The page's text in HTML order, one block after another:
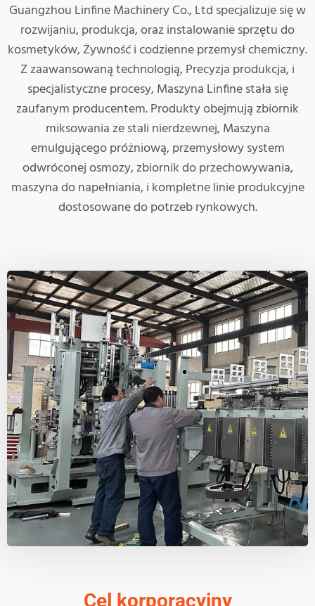
Guangzhou Linfine Machinery Co., Ltd specjalizuje się w
rozwijaniu, produkcja, oraz instalowanie sprzętu do
kosmetyków, Żywność i codzienne przemysł chemiczny.
Z zaawansowaną technologią, Precyzja produkcja, i
specjalistyczne procesy, Maszyna Linfine stała się
zaufanym producentem. Produkty obejmują zbiornik
miksowania ze stali nierdzewnej, Maszyna
emulgującego próżniową, przemysłowy system
odwróconej osmozy, zbiornik do przechowywania,
maszyna do napełniania, i kompletne linie produkcyjne
dostosowane do potrzeb rynkowych.
Cel korporacyjny